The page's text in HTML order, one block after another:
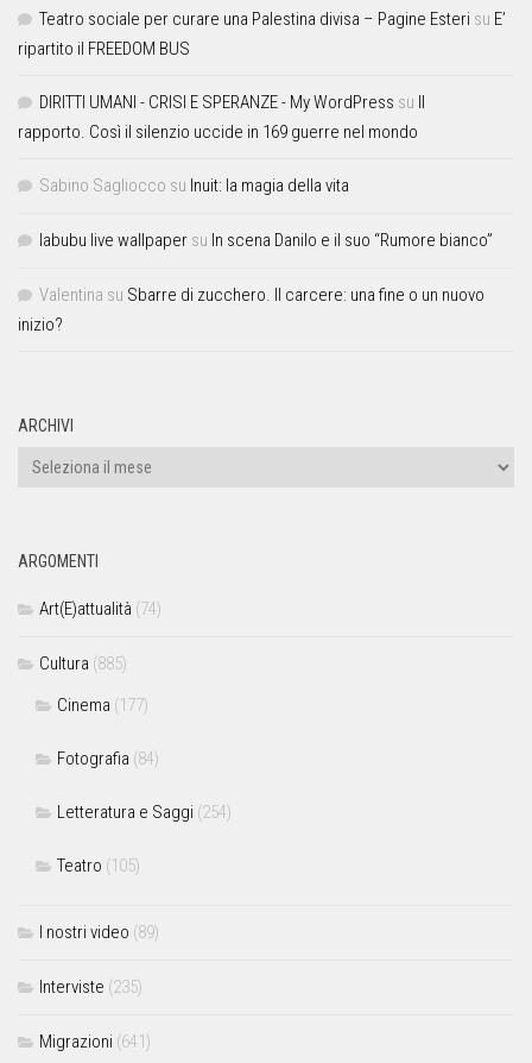
Teatro sociale per curare una Palestina divisa – Pagine Esteri su E’
ripartito il FREEDOM BUS
DIRITTI UMANI - CRISI E SPERANZE - My WordPress su
rapporto. Così il silenzio uccide in 169 guerre nel mondo
Sabino Sagliocco su Inuit: la magia della vita
labubu live wallpaper su In scena Danilo e il suo “Rumore bianco”
Valentina su Sbarre di zucchero. Il carcere: una fine o un nuovo
inizio?
ARCHIVI
ARGOMENTI
Art(E)attualità (74)
Cultura (885)
Cinema (177)
Fotografia (84)
Letteratura e Saggi (254)
Teatro (105)
I nostri video (89)
Interviste (235)
Migrazioni (641)